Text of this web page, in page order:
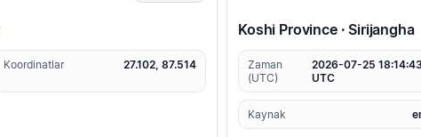
Koordinatlar 27.102, 87.514
Koshi Province · Sirijangha
Zaman
(UTC)
2026-07-25 18:14:43
UTC
Kaynak